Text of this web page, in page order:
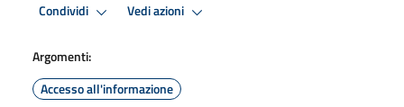
Condividi Vedi azioni
Argomenti:
Accesso all'informazione